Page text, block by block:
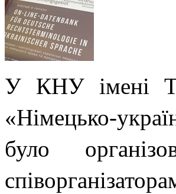
У КНУ імені
«Німецько-
було